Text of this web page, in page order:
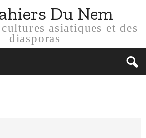
Du Nem
asiatiques et des
diasporas